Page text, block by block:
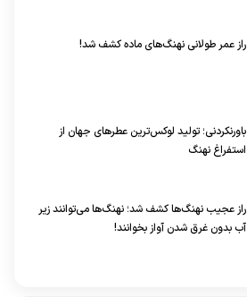
راز عمر طولانی نهنگ‌های ماده کشف شد!
باورنکردنی؛ تولید لوکس‌ترین عطر‌های جهان از
استفراغ نهنگ
راز عجیب نهنگ‌ها کشف شد؛ نهنگ‌ها می‌توانند زیر
آب بدون غرق شدن آواز بخوانند!